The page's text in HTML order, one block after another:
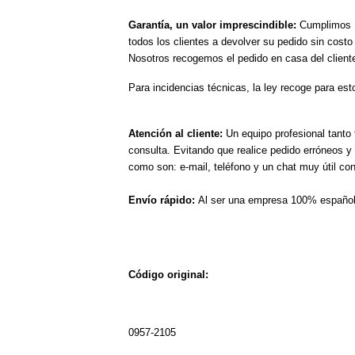
Garantía, un valor imprescindible: Cumplimos
todos los clientes a devolver su pedido sin
Nosotros recogemos el pedido en casa del
Para incidencias técnicas, la ley recoge para
Atención al cliente: Un equipo profesional
consulta. Evitando que realice pedido erróneos
como son: e-mail, teléfono y un chat muy útil
Envío rápido: Al ser una empresa 100%
Código original:
0957-2105